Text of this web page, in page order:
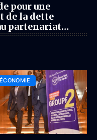
pour une
de la dette
partenariat
Uni
ÉCONOMIE